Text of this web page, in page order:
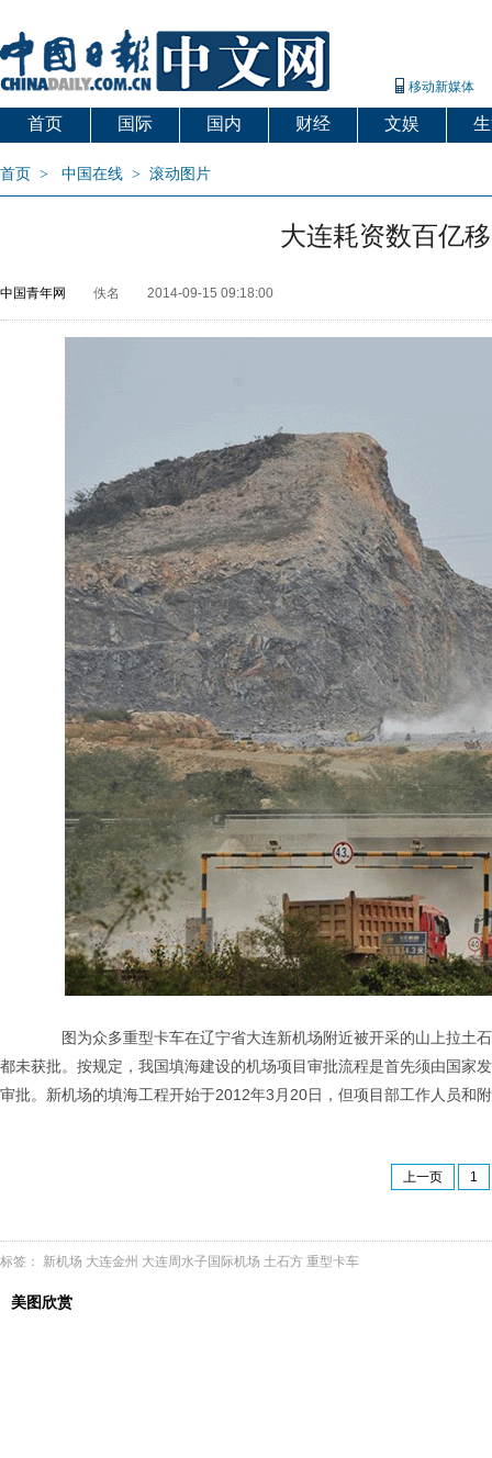
移动新媒体
首页 国际 国内 财经 文娱
首页 > 中国在线 > 滚动图片
大连耗资数百亿
中国青年网 佚名 2014-09-15 09:18:00
图为众多重型卡车在辽宁省大连新机场附近被开采的山上拉土
都未获批。按规定，我国填海建设的机场项目审批流程是首先须由国家
审批。新机场的填海工程开始于2012年3月20日，但项目部工作人员和
上一页 1
标签： 新机场 大连金州 大连周水子国际机场 土石方 重型卡车
美图欣赏